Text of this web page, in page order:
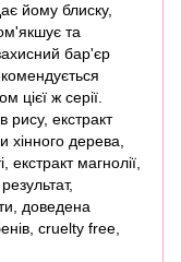
йому блиску,
та
бар'єр
цієї ж серії.
рису, екстракт
хінного дерева,
магнолії,
доведена
cruelty free,